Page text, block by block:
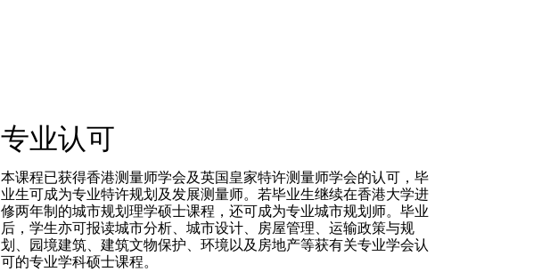
专业认可
本课程已获得香港测量师学会及英国皇家特许测量师学会的认可，毕
业生可成为专业特许规划及发展测量师。若毕业生继续在香港大学进
修两年制的城市规划理学硕士课程，还可成为专业城市规划师。毕业
后，学生亦可报读城市分析、城市设计、房屋管理、运输政策与规
划、园境建筑、建筑文物保护、环境以及房地产等获有关专业学会认
可的专业学科硕士课程。